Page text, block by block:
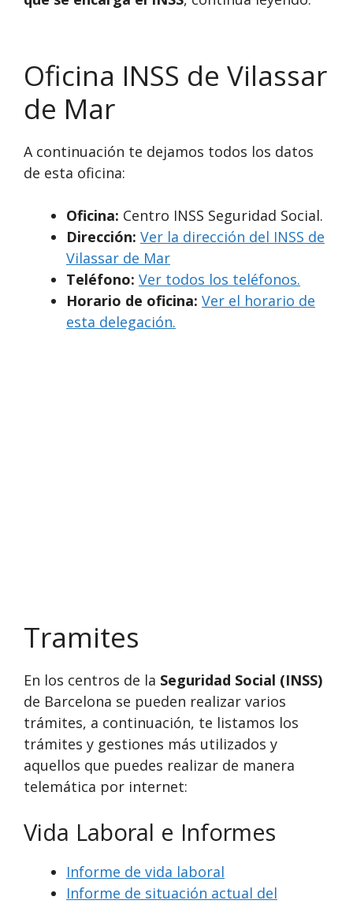
Oficina INSS de Vilassar
de Mar
A continuación te dejamos todos los datos
de esta oficina:
Oficina: Centro INSS Seguridad Social.
Dirección: Ver la dirección del INSS de
Vilassar de Mar
Teléfono: Ver todos los teléfonos.
Horario de oficina: Ver el horario de
esta delegación.
Tramites
En los centros de la Seguridad Social (INSS)
de Barcelona se pueden realizar varios
trámites, a continuación, te listamos los
trámites y gestiones más utilizados y
aquellos que puedes realizar de manera
telemática por internet:
Vida Laboral e Informes
Informe de vida laboral
Informe de situación actual del